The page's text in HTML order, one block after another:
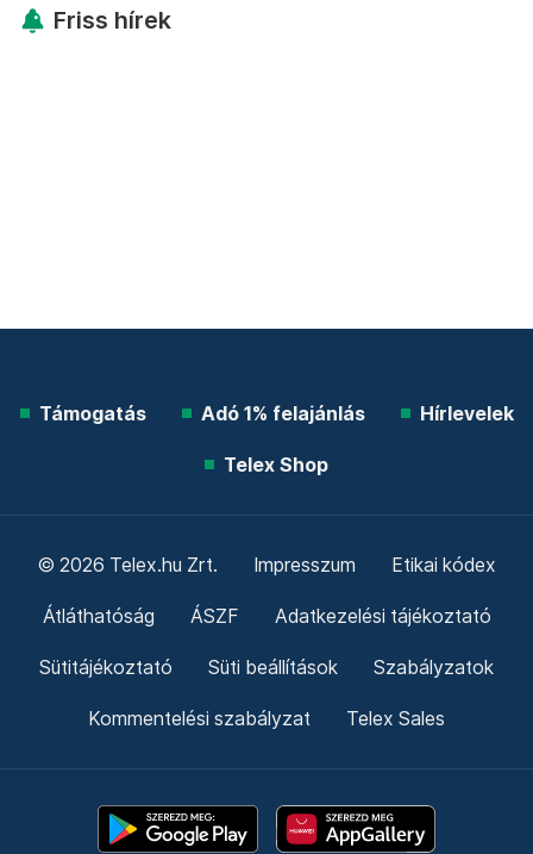
Friss hírek
Támogatás Adó 1% felajánlás Hírlevelek
Telex Shop
© 2026 Telex.hu Zrt. Impresszum Etikai kódex
Átláthatóság ÁSZF Adatkezelési tájékoztató
Sütitájékoztató Süti beállítások Szabályzatok
Kommentelési szabályzat Telex Sales